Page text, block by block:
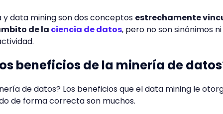
y data mining son dos conceptos estrechamente
de la ciencia de datos, pero no son sinónimos
beneficios de la minería de
de datos? Los beneficios que el data mining le
de forma correcta son muchos.